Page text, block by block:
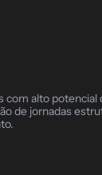
com alto potencial
de jornadas